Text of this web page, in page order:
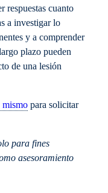
respuestas cuanto
a investigar lo
y a comprender
plazo pueden
de una lesión
mismo para solicitar
para fines
asesoramiento